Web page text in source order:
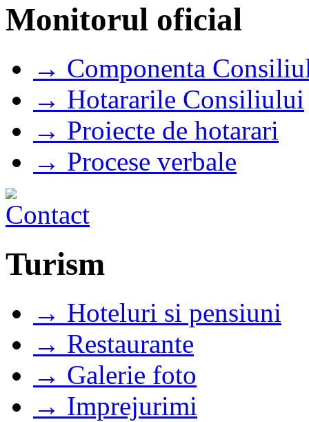
Monitorul oficial
→ Componenta
→ Hotararile Consiliului
→ Proiecte de hotarari
→ Procese verbale
Turism
→ Hoteluri si pensiuni
→ Restaurante
→ Galerie foto
→ Imprejurimi